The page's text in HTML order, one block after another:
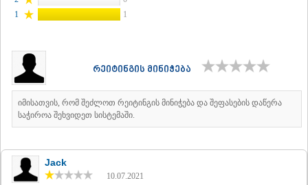
ᲐᲓᲘᲒᲔᲜᲘ
ᲐᲮᲐᲚᲪᲘᲮᲔ
ᲑᲝᲠᲯᲝᲛᲘ
ᲜᲘᲜᲝᲬᲛᲘᲜᲓᲐ
ᲑᲐᲙᲣᲠᲘᲐᲜᲘ
ᲕᲐᲚᲔ
ᲑᲝᲚᲜᲘᲡᲘ
ᲒᲐᲠᲓᲐᲑᲐᲜᲘ
ᲓᲛᲐᲜᲘᲡᲘ
1
1
რეიტინგის მინიჭება
იმისათვის, რომ შეძლოთ რეიტინგის მინიჭება და შეფასების დაწერა
საჭიროა შეხვიდეთ სისტემაში.
Jack
10.07.2021